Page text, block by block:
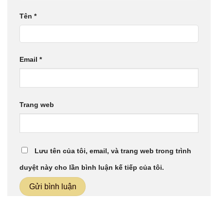
Tên *
Email *
Trang web
Lưu tên của tôi, email, và trang web trong trình
duyệt này cho lần bình luận kế tiếp của tôi.